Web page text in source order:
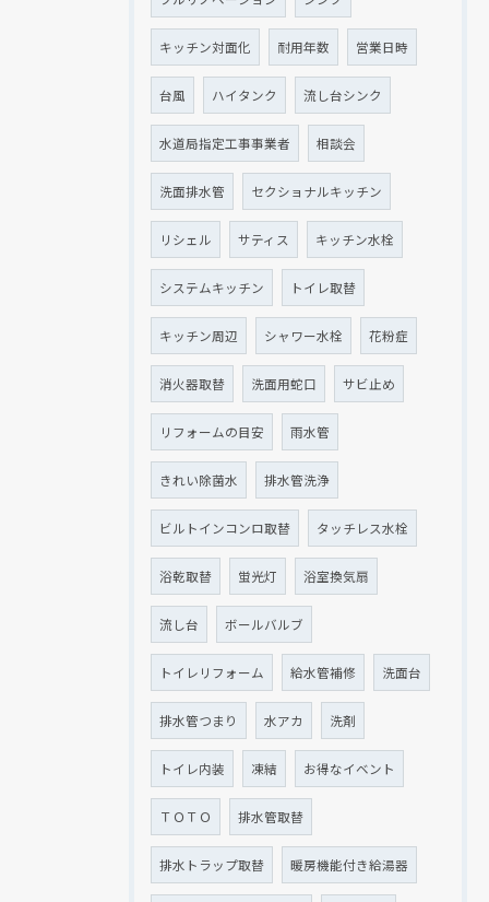
キッチン対面化 耐用年数 営業日時
台風 ハイタンク 流し台シンク
水道局指定工事事業者 相談会
洗面排水管 セクショナルキッチン
リシェル サティス キッチン水栓
システムキッチン トイレ取替
キッチン周辺 シャワー水栓 花粉症
消火器取替 洗面用蛇口 サビ止め
リフォームの目安 雨水管
きれい除菌水 排水管洗浄
ビルトインコンロ取替 タッチレス水栓
浴乾取替 蛍光灯 浴室換気扇
流し台 ボールバルブ
トイレリフォーム 給水管補修 洗面台
排水管つまり 水アカ 洗剤
トイレ内装 凍結 お得なイベント
ＴＯＴＯ 排水管取替
排水トラップ取替 暖房機能付き給湯器